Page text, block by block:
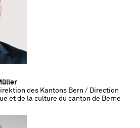
des Kantons Bern / Direction
et de la culture du canton de Berne